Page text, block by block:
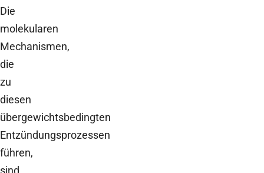
Die
molekularen
Mechanismen,
die
zu
diesen
übergewichtsbedingten
Entzündungsprozessen
führen,
sind